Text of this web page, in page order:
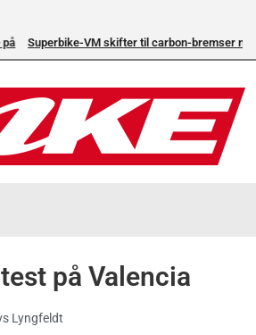
bremser med Brembo som
på Valencia
Lyngfeldt